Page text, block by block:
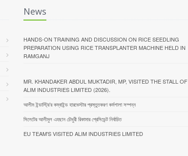
News
HANDS-ON TRAINING AND DISCUSSION ON RICE SEEDLING
PREPARATION USING RICE TRANSPLANTER MACHINE HELD IN
RAMGANJ
MR. KHANDAKER ABDUL MUKTADIR, MP, VISITED THE STALL OF
ALIM INDUSTRIES LIMITED (2026).
আলীম ইন্ডাস্ট্রি’র কম্বাইন্ড হারভেস্টার প্রস্তুতকরণ কর্মশালা সম্পন্ন
সিলেটের আলীমুল এহছান চৌধুরী রিকামার প্রেসিডেন্ট নির্বাচিত
EU TEAM'S VISITED ALIM INDUSTRIES LIMITED